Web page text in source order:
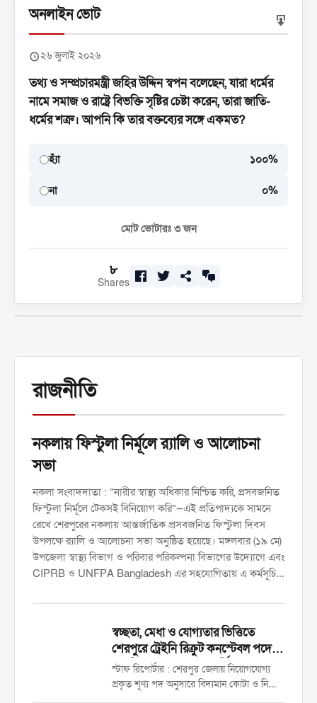
অনলাইন ভোট
২৬ জুলাই ২০২৬
তথ্য ও সম্প্রচারমন্ত্রী জহির উদ্দিন স্বপন বলেছেন, যারা ধর্মের
নামে সমাজ ও রাষ্ট্রে বিভক্তি সৃষ্টির চেষ্টা করেন, তারা জাতি-
ধর্মের শত্রু। আপনি কি তার বক্তব্যের সঙ্গে একমত?
হ্যাঁ ১০০%
না ০%
মোট ভোটারঃ ৩জন
৮
Shares
রাজনীতি
নকলায় ফিস্টুলা নির্মূলে র‍্যালি ও আলোচনা
সভা
নকলা সংবাদদাতা : “নারীর স্বাস্থ্য অধিকার নিশ্চিত করি, প্রসবজনিত
ফিস্টুলা নির্মূলে টেকসই বিনিয়োগ করি”—এই প্রতিপাদ্যকে সামনে
রেখে শেরপুরের নকলায় আন্তর্জাতিক প্রসবজনিত ফিস্টুলা দিবস
উপলক্ষে র‍্যালি ও আলোচনা সভা অনুষ্ঠিত হয়েছে। মঙ্গলবার (১৯ মে)
উপজেলা স্বাস্থ্য বিভাগ ও পরিবার পরিকল্পনা বিভাগের উদ্যোগে এবং
CIPRB ও UNFPA Bangladesh এর সহযোগিতায় এ কর্মসূচি
কমপ্লেক্স হলরুমে সংক্ষিপ্ত আলোচনা সভা অনুষ্ঠিত হয়। সভায়
সভাপতিত্ব করেন উপজেলা স্বাস্থ্য ও পরিবার পরিকল্পনা কর্মকর্তা ডা.
মোহাম্মদ গোলাম মোস্তফা। সঞ্চালনা করেন সিআইপিআরবি’র জেলা
ফিস্টুলা ও এমপিডিএসআর কো-অর্ডিনেটর শারমিনা পারভীন। বক্তব্য
রাখেন উপজেলা পরিবার পরিকল্পনা কর্মকর্তা ডা. প্রবাল সরকার পার্থ,
স্বচ্ছতা, মেধা ও যোগ্যতার ভিত্তিতে
শেরপুরে ট্রেইনি রিক্রুট কনস্টেবল পদে
চাকুরি পেলেন ২৫ জন প্রার্থী
স্টাফ রিপোর্টার : শেরপুর জেলায় নিয়োগযোগ্য
প্রকৃত শূণ্য পদ অনুসারে বিদ্যমান কোটা ও নিয়োগ
পদ্ধতি অনুসরণ করে শতভাগ মেধা, যোগ্যতা ও